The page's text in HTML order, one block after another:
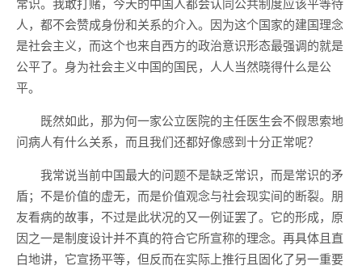
人，都不会赞成身份和关系的介入。因为这个国家的建国理念
是社会主义，而这个也来自西方的政治意识形态最强调的就是
公平了。身为社会主义中国的国民，人人当然晓得什么是公
平。
既然如此，那为何一家公立医院的主任医生会不假思索地
问病人有什么关系，而且我们还都好像感到十分正常呢？
我常说当前中国最大的问题不是缺乏常识，而是常识的矛
盾；不是价值的虚无，而是价值观念与社会现实间的断裂。朋
友看病的故事，不过是此状况的又一例证罢了。它的形成，原
因之一是制度设计并不真的符合它所宣称的理念。再具体且直
白地讲，它宣扬平等，但反而在实际上推行且固化了另一重要